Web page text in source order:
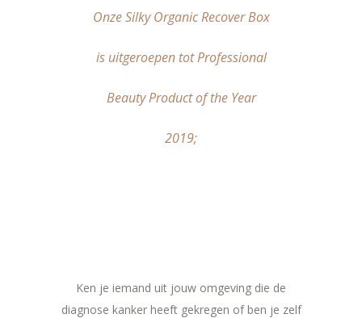
Onze Silky Organic Recover Box
is uitgeroepen tot Professional
Beauty Product of the Year
2019;
Ken je iemand uit jouw omgeving die de
diagnose kanker heeft gekregen of ben je zelf